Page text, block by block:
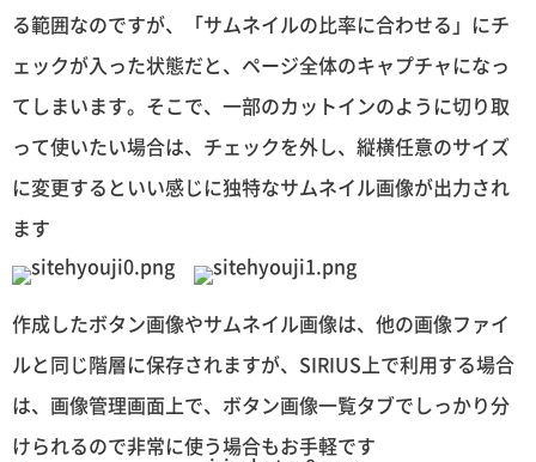
る範囲なのですが、「サムネイルの比率に合わせる」にチ
ェックが入った状態だと、ページ全体のキャプチャになっ
てしまいます。そこで、一部のカットインのように切り取
って使いたい場合は、チェックを外し、縦横任意のサイズ
に変更するといい感じに独特なサムネイル画像が出力され
ます
作成したボタン画像やサムネイル画像は、他の画像ファイ
ルと同じ階層に保存されますが、SIRIUS上で利用する場合
は、画像管理画面上で、ボタン画像一覧タブでしっかり分
けられるので非常に使う場合もお手軽です